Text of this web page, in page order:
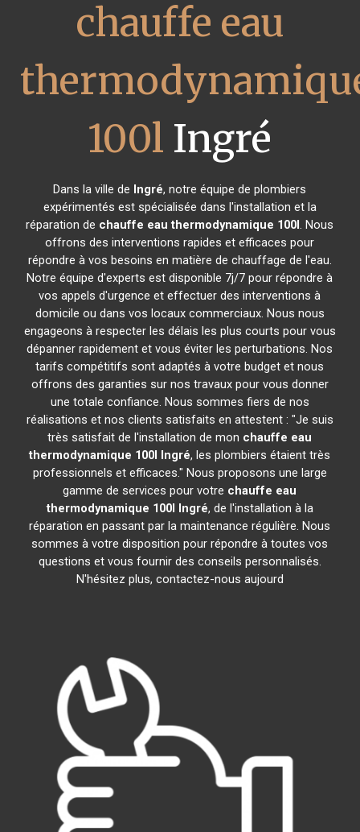
chauffe eau
100l Ingré
Dans la ville de Ingré, notre équipe de plombiers
expérimentés est spécialisée dans l'installation et la
réparation de chauffe eau thermodynamique 100l. Nous
offrons des interventions rapides et efficaces pour
répondre à vos besoins en matière de chauffage de l'eau.
Notre équipe d'experts est disponible 7j/7 pour répondre à
vos appels d'urgence et effectuer des interventions à
domicile ou dans vos locaux commerciaux. Nous nous
engageons à respecter les délais les plus courts pour vous
dépanner rapidement et vous éviter les perturbations. Nos
tarifs compétitifs sont adaptés à votre budget et nous
offrons des garanties sur nos travaux pour vous donner
une totale confiance. Nous sommes fiers de nos
réalisations et nos clients satisfaits en attestent : "Je suis
très satisfait de l'installation de mon chauffe eau
thermodynamique 100l Ingré, les plombiers étaient très
professionnels et efficaces." Nous proposons une large
gamme de services pour votre chauffe eau
thermodynamique 100l Ingré, de l'installation à la
réparation en passant par la maintenance régulière. Nous
sommes à votre disposition pour répondre à toutes vos
questions et vous fournir des conseils personnalisés.
N'hésitez plus, contactez-nous aujourd